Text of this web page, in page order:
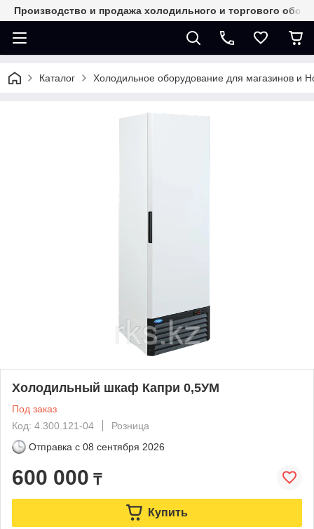
Производство и продажа холодильного и торгового
Каталог Холодильное оборудование для магазинов и
Холодильный шкаф Капри 0,5УМ
Под заказ
Код: 4.300.121-04
Розница
Отправка с 08 сентября 2026
600 000 ₸
Купить